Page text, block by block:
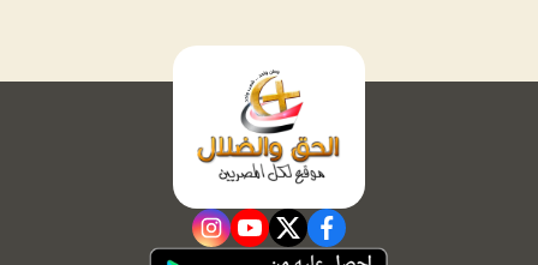
facebook
twitter
youtube
instagram